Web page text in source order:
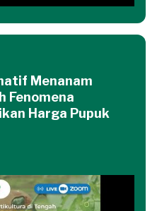
Menanam
Fenomena
Harga Pupuk